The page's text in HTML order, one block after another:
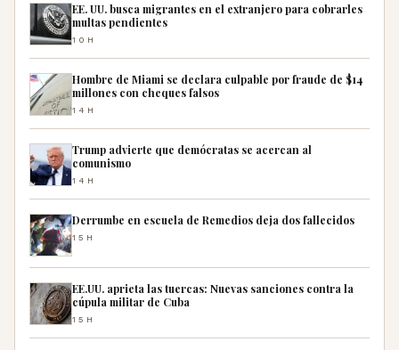
EE. UU. busca migrantes en el extranjero para cobrarles
multas pendientes
10H
Hombre de Miami se declara culpable por fraude de $14
millones con cheques falsos
14H
Trump advierte que demócratas se acercan al
comunismo
14H
Derrumbe en escuela de Remedios deja dos fallecidos
15H
EE.UU. aprieta las tuercas: Nuevas sanciones contra la
cúpula militar de Cuba
15H